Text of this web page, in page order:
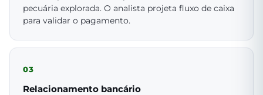
pecuária explorada. O analista projeta fluxo de caixa
para validar o pagamento.
03
Relacionamento bancário